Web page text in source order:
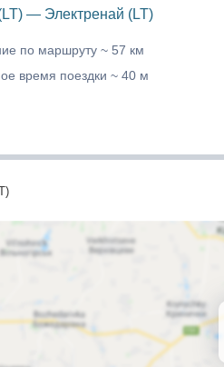
— Электренай (LT)
по маршруту ~ 57 км
время поездки ~ 40 м